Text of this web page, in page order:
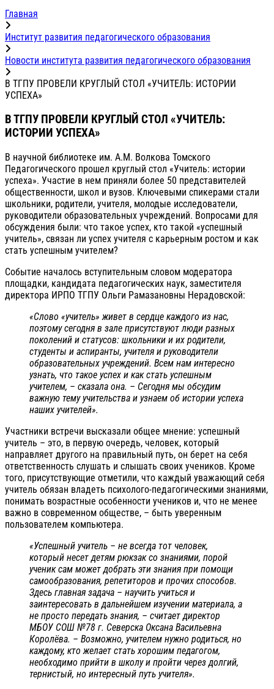
Главная
Институт развития педагогического образования
Новости института развития педагогического образования
В ТГПУ ПРОВЕЛИ КРУГЛЫЙ СТОЛ «УЧИТЕЛЬ: ИСТОРИИ
УСПЕХА»
В ТГПУ ПРОВЕЛИ КРУГЛЫЙ СТОЛ «УЧИТЕЛЬ:
ИСТОРИИ УСПЕХА»
В научной библиотеке им. А.М. Волкова Томского
Педагогического прошел круглый стол «Учитель: истории
успеха». Участие в нем приняли более 50 представителей
общественности, школ и вузов. Ключевыми спикерами стали
школьники, родители, учителя, молодые исследователи,
руководители образовательных учреждений. Вопросами для
обсуждения были: что такое успех, кто такой «успешный
учитель», связан ли успех учителя с карьерным ростом и как
стать успешным учителем?
Событие началось вступительным словом модератора
площадки, кандидата педагогических наук, заместителя
директора ИРПО ТГПУ Ольги Рамазановны Нерадовской:
«Слово «учитель» живет в сердце каждого из нас,
поэтому сегодня в зале присутствуют люди разных
поколений и статусов: школьники и их родители,
студенты и аспиранты, учителя и руководители
образовательных учреждений. Всем нам интересно
узнать, что такое успех и как стать успешным
учителем, – сказала она. – Сегодня мы обсудим
важную тему учительства и узнаем об истории успеха
наших учителей».
Участники встречи высказали общее мнение: успешный
учитель – это, в первую очередь, человек, который
направляет другого на правильный путь, он берет на себя
ответственность слушать и слышать своих учеников. Кроме
того, присутствующие отметили, что каждый уважающий себя
учитель обязан владеть психолого-педагогическими знаниями,
понимать возрастные особенности учеников и, что не менее
важно в современном обществе, – быть уверенным
пользователем компьютера.
«Успешный учитель – не всегда тот человек,
который несет детям рюкзак со знаниями, порой
ученик сам может добрать эти знания при помощи
самообразования, репетиторов и прочих способов.
Здесь главная задача – научить учиться и
заинтересовать в дальнейшем изучении материала, а
не просто передать знания, – считает директор
МБОУ СОШ №78 г. Северска Оксана Васильевна
Королёва. – Возможно, учителем нужно родиться, но
каждому, кто желает стать хорошим педагогом,
необходимо прийти в школу и пройти через долгий,
тернистый, но интересный путь учителя».